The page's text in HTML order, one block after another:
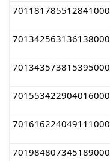
701181785512841000
701342563136138000
701343573815395000
701553422904016000
701616224049111000
701984807345189000